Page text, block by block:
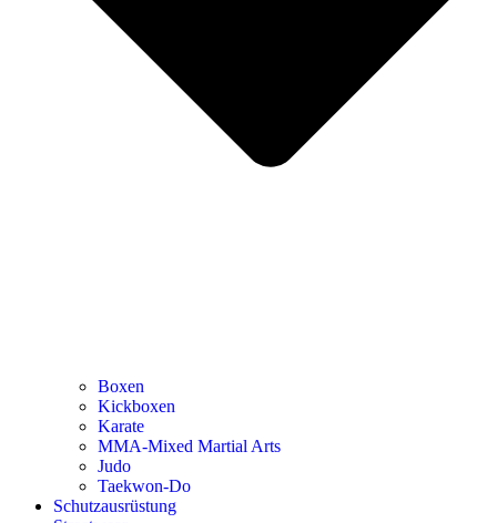
Boxen
Kickboxen
Karate
MMA-Mixed Martial Arts
Judo
Taekwon-Do
Schutzausrüstung